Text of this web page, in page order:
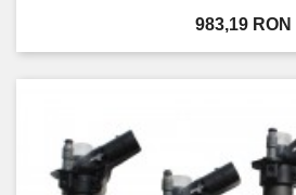
Pret
983,19 RON